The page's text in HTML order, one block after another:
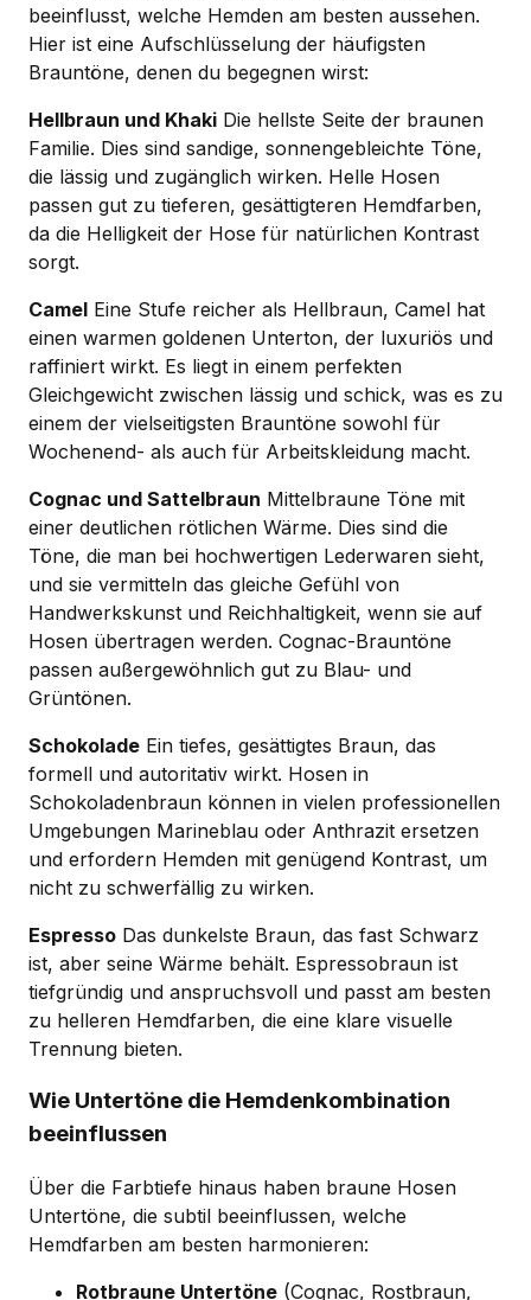
beeinflusst, welche Hemden am besten aussehen.
Hier ist eine Aufschlüsselung der häufigsten
Brauntöne, denen du begegnen wirst:
Hellbraun und Khaki Die hellste Seite der braunen
Familie. Dies sind sandige, sonnengebleichte Töne,
die lässig und zugänglich wirken. Helle Hosen
passen gut zu tieferen, gesättigteren Hemdfarben,
da die Helligkeit der Hose für natürlichen Kontrast
sorgt.
Camel Eine Stufe reicher als Hellbraun, Camel hat
einen warmen goldenen Unterton, der luxuriös und
raffiniert wirkt. Es liegt in einem perfekten
Gleichgewicht zwischen lässig und schick, was es zu
einem der vielseitigsten Brauntöne sowohl für
Wochenend- als auch für Arbeitskleidung macht.
Cognac und Sattelbraun Mittelbraune Töne mit
einer deutlichen rötlichen Wärme. Dies sind die
Töne, die man bei hochwertigen Lederwaren sieht,
und sie vermitteln das gleiche Gefühl von
Handwerkskunst und Reichhaltigkeit, wenn sie auf
Hosen übertragen werden. Cognac-Brauntöne
passen außergewöhnlich gut zu Blau- und
Grüntönen.
Schokolade Ein tiefes, gesättigtes Braun, das
formell und autoritativ wirkt. Hosen in
Schokoladenbraun können in vielen professionellen
Umgebungen Marineblau oder Anthrazit ersetzen
und erfordern Hemden mit genügend Kontrast, um
nicht zu schwerfällig zu wirken.
Espresso Das dunkelste Braun, das fast Schwarz
ist, aber seine Wärme behält. Espressobraun ist
tiefgründig und anspruchsvoll und passt am besten
zu helleren Hemdfarben, die eine klare visuelle
Trennung bieten.
Wie Untertöne die Hemdenkombination
beeinflussen
Über die Farbtiefe hinaus haben braune Hosen
Untertöne, die subtil beeinflussen, welche
Hemdfarben am besten harmonieren:
Rotbraune Untertöne (Cognac, Rostbraun,